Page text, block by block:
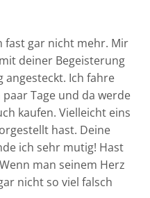
fast gar nicht mehr. Mir
deiner Begeisterung
angesteckt. Ich fahre
Tage und da werde
kaufen. Vielleicht eins
hast. Deine
ich sehr mutig! Hast
man seinem Herz
nicht so viel falsch